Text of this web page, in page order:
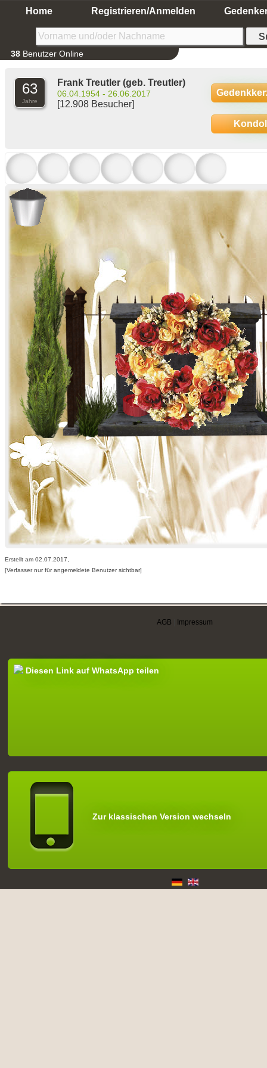
Home Registrieren/Anmelden
38 Benutzer Online
63
Jahre
Frank Treutler (geb. Treutler)
06.04.1954 - 26.06.2017
[12.908 Besucher]
Erstellt am 02.07.2017,
[Verfasser nur für angemeldete Benutzer sichtbar]
AGB Impressum
Diesen Link auf WhatsApp teilen
Zur klassischen Version wechseln